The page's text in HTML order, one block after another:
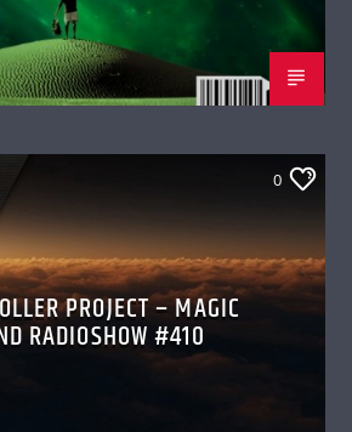
0
PROJECT – MAGIC
RADIOSHOW #410